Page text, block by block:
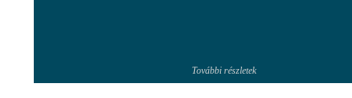
További részletek